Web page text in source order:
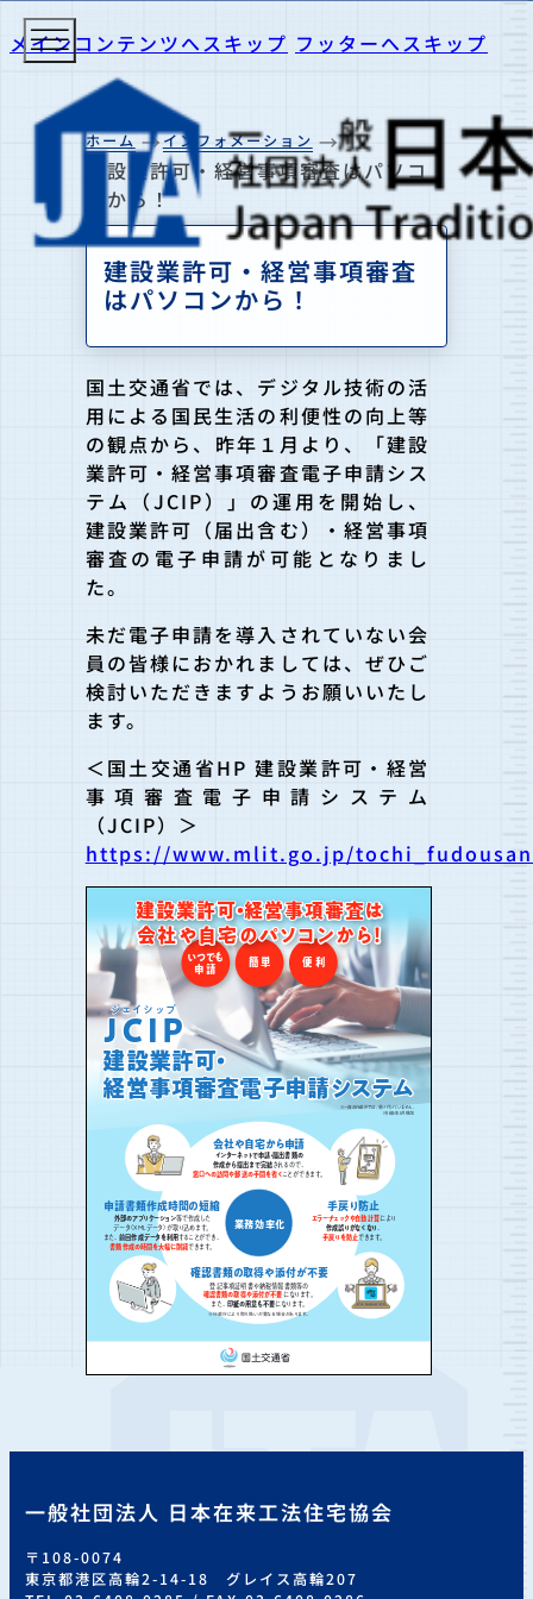
メインコンテンツへスキップ フッターへスキップ
ホーム インフォメーション
建設業許可・経営事項審査はパソコ
ンから！
建設業許可・経営事項審査
はパソコンから！
国土交通省では、デジタル技術の活
用による国民生活の利便性の向上等
の観点から、昨年１月より、「建設
業許可・経営事項審査電子申請シス
テム（JCIP）」の運用を開始し、
建設業許可（届出含む）・経営事項
審査の電子申請が可能となりまし
た。
未だ電子申請を導入されていない会
員の皆様におかれましては、ぜひご
検討いただきますようお願いいたし
ます。
＜国土交通省HP 建設業許可・経営
事項審査電子申請システム
（JCIP）＞
https://www.mlit.go.jp/
一般社団法人 日本在来工法住宅協会
〒108-0074
東京都港区高輪2-14-18 グレイス高輪207